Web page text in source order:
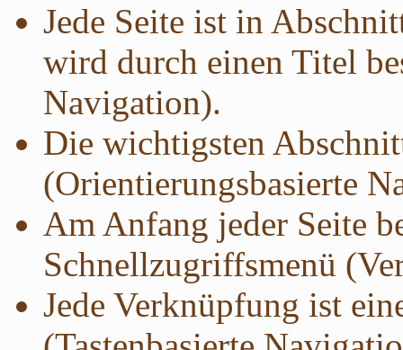
Jede Seite ist in
wird durch einen Titel
Navigation).
Die wichtigsten
(Orientierungsbasierte
Am Anfang jeder Seite
Schnellzugriffsmenü
Jede Verknüpfung ist